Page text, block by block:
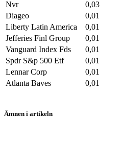
Nvr
0,03
Diageo
0,01
Liberty Latin America
0,01
Jefferies Finl Group
0,01
Vanguard Index Fds
0,01
Spdr S&p 500 Etf
0,01
Lennar Corp
0,01
Atlanta Baves
0,01
Ämnen i artikeln